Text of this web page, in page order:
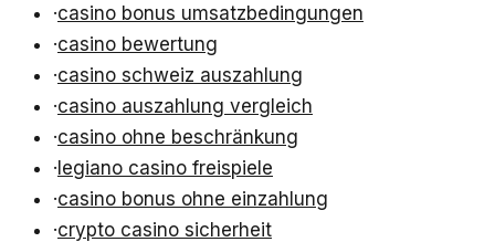
·casino bonus umsatzbedingungen
·casino bewertung
·casino schweiz auszahlung
·casino auszahlung vergleich
·casino ohne beschränkung
·legiano casino freispiele
·casino bonus ohne einzahlung
·crypto casino sicherheit